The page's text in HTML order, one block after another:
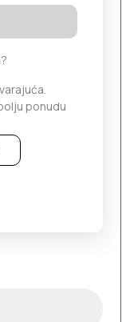
ponudu